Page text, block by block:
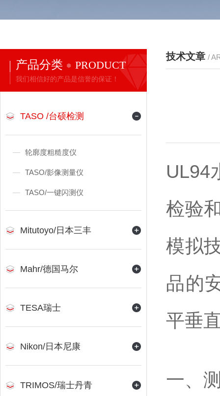
产品分类 PRODUCT
我们相信好的产品是信誉的保证！
TASO /台硕检测
轮廓度粗糙度仪
TASO/影像测量仪
TASO/一键闪测仪
Mitutoyo/日本三丰
Mahr/德国马尔
TESA瑞士
Nikon/日本尼康
TRIMOS/瑞士丹青
技术文章 /
UL94
检验
模拟
品的
平垂
一、